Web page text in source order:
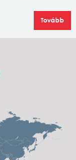
Tovább